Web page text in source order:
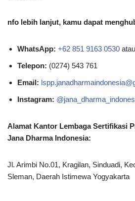
nfo lebih lanjut, kamu dapat
WhatsApp: +62 851 9163 0530 atau
Telepon: (0274) 543 761
Email:
Instagram:
Alamat Kantor Lembaga Sertifikasi
Jana Dharma Indonesia:
Jl. Arimbi No.01, Kragilan, Sinduadi,
Sleman, Daerah Istimewa Yogyakarta